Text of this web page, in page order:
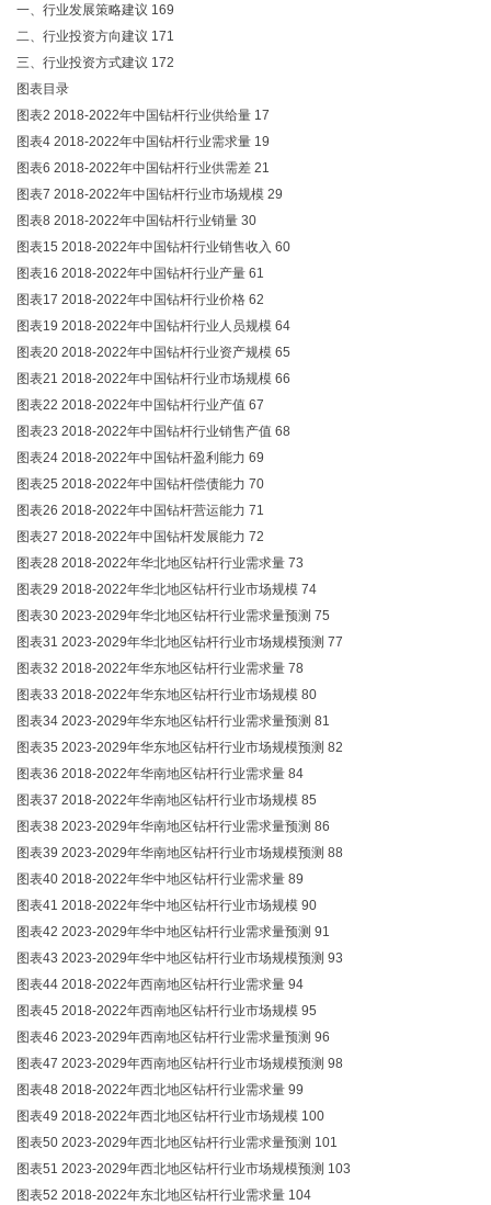
一、行业发展策略建议 169
二、行业投资方向建议 171
三、行业投资方式建议 172
图表目录
图表2 2018-2022年中国钻杆行业供给量 17
图表4 2018-2022年中国钻杆行业需求量 19
图表6 2018-2022年中国钻杆行业供需差 21
图表7 2018-2022年中国钻杆行业市场规模 29
图表8 2018-2022年中国钻杆行业销量 30
图表15 2018-2022年中国钻杆行业销售收入 60
图表16 2018-2022年中国钻杆行业产量 61
图表17 2018-2022年中国钻杆行业价格 62
图表19 2018-2022年中国钻杆行业人员规模 64
图表20 2018-2022年中国钻杆行业资产规模 65
图表21 2018-2022年中国钻杆行业市场规模 66
图表22 2018-2022年中国钻杆行业产值 67
图表23 2018-2022年中国钻杆行业销售产值 68
图表24 2018-2022年中国钻杆盈利能力 69
图表25 2018-2022年中国钻杆偿债能力 70
图表26 2018-2022年中国钻杆营运能力 71
图表27 2018-2022年中国钻杆发展能力 72
图表28 2018-2022年华北地区钻杆行业需求量 73
图表29 2018-2022年华北地区钻杆行业市场规模 74
图表30 2023-2029年华北地区钻杆行业需求量预测 75
图表31 2023-2029年华北地区钻杆行业市场规模预测 77
图表32 2018-2022年华东地区钻杆行业需求量 78
图表33 2018-2022年华东地区钻杆行业市场规模 80
图表34 2023-2029年华东地区钻杆行业需求量预测 81
图表35 2023-2029年华东地区钻杆行业市场规模预测 82
图表36 2018-2022年华南地区钻杆行业需求量 84
图表37 2018-2022年华南地区钻杆行业市场规模 85
图表38 2023-2029年华南地区钻杆行业需求量预测 86
图表39 2023-2029年华南地区钻杆行业市场规模预测 88
图表40 2018-2022年华中地区钻杆行业需求量 89
图表41 2018-2022年华中地区钻杆行业市场规模 90
图表42 2023-2029年华中地区钻杆行业需求量预测 91
图表43 2023-2029年华中地区钻杆行业市场规模预测 93
图表44 2018-2022年西南地区钻杆行业需求量 94
图表45 2018-2022年西南地区钻杆行业市场规模 95
图表46 2023-2029年西南地区钻杆行业需求量预测 96
图表47 2023-2029年西南地区钻杆行业市场规模预测 98
图表48 2018-2022年西北地区钻杆行业需求量 99
图表49 2018-2022年西北地区钻杆行业市场规模 100
图表50 2023-2029年西北地区钻杆行业需求量预测 101
图表51 2023-2029年西北地区钻杆行业市场规模预测 103
图表52 2018-2022年东北地区钻杆行业需求量 104